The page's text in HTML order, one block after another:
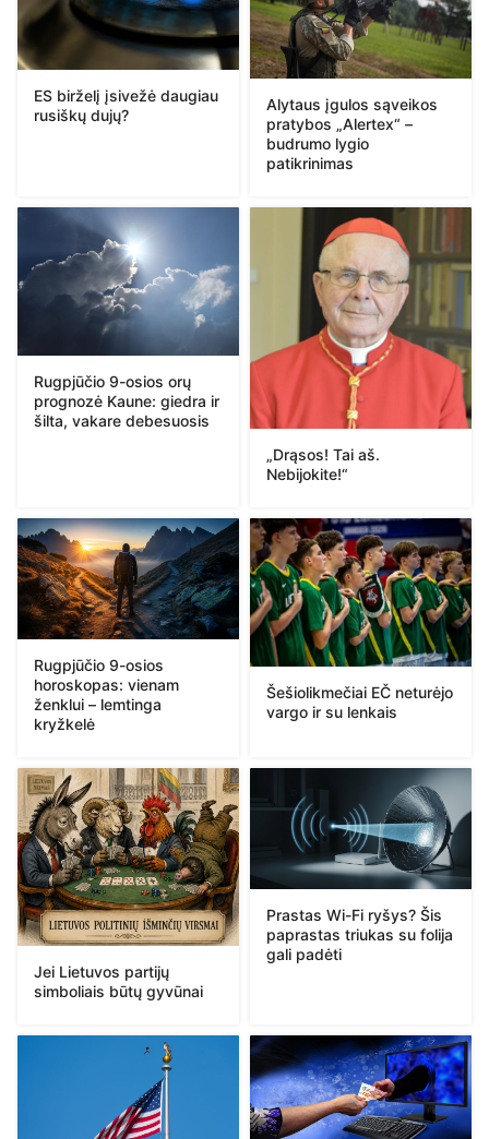
ES birželį įsivežė daugiau
rusiškų dujų?
Alytaus įgulos sąveikos
pratybos „Alertex“ –
budrumo lygio
patikrinimas
Rugpjūčio 9-osios orų
prognozė Kaune: giedra ir
šilta, vakare debesuosis
„Drąsos! Tai aš.
Nebijokite!“
Rugpjūčio 9-osios
horoskopas: vienam
ženklui – lemtinga
kryžkelė
Šešiolikmečiai EČ neturėjo
vargo ir su lenkais
Jei Lietuvos partijų
simboliais būtų gyvūnai
Prastas Wi-Fi ryšys? Šis
paprastas triukas su folija
gali padėti